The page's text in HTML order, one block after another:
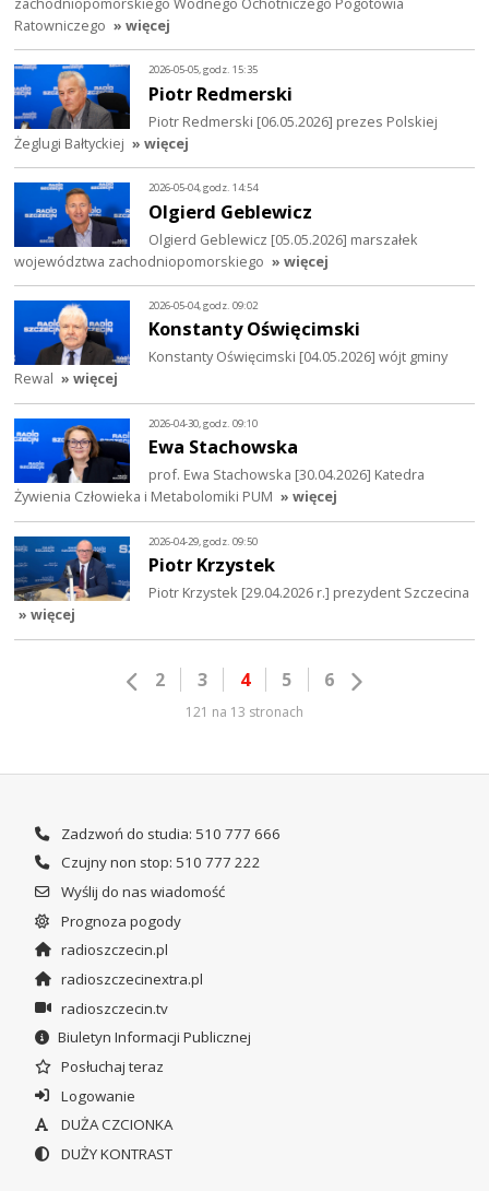
Ratowniczego » więcej
2026-05-05, godz. 15:35
Piotr Redmerski
Piotr Redmerski [06.05.2026] prezes Polskiej
Żeglugi Bałtyckiej » więcej
2026-05-04, godz. 14:54
Olgierd Geblewicz
Olgierd Geblewicz [05.05.2026] marszałek
województwa zachodniopomorskiego » więcej
2026-05-04, godz. 09:02
Konstanty Oświęcimski
Konstanty Oświęcimski [04.05.2026] wójt gminy
Rewal » więcej
2026-04-30, godz. 09:10
Ewa Stachowska
prof. Ewa Stachowska [30.04.2026] Katedra
Żywienia Człowieka i Metabolomiki PUM » więcej
2026-04-29, godz. 09:50
Piotr Krzystek
Piotr Krzystek [29.04.2026 r.] prezydent Szczecina
» więcej
2 3 4 5 6
121 na 13 stronach
Zadzwoń do studia: 510 777 666
Czujny non stop: 510 777 222
Wyślij do nas wiadomość
Prognoza pogody
radioszczecin.pl
radioszczecinextra.pl
radioszczecin.tv
Biuletyn Informacji Publicznej
Posłuchaj teraz
Logowanie
DUŻA CZCIONKA
DUŻY KONTRAST